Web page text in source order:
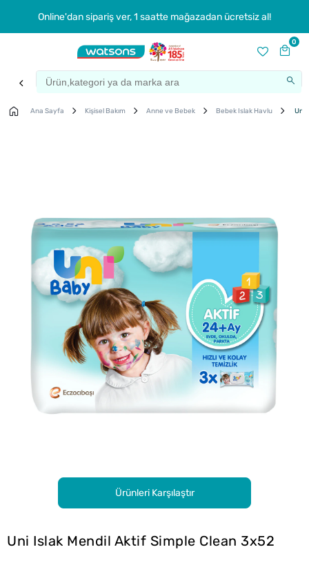
Online'dan sipariş ver, 1 saatte mağazadan ücretsiz al!
0
Ana Sayfa Kişisel Bakım Anne ve Bebek Bebek Islak Havlu Uni
Ürünleri Karşılaştır
Uni Islak Mendil Aktif Simple Clean 3x52